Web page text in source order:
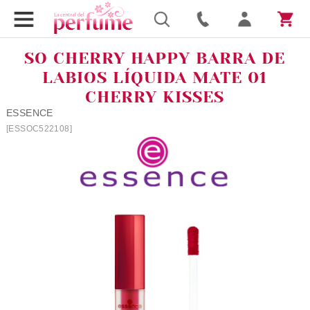
SO CHERRY HAPPY BARRA DE
LABIOS LÍQUIDA MATE 01
CHERRY KISSES
ESSENCE
[ESSOC522108]